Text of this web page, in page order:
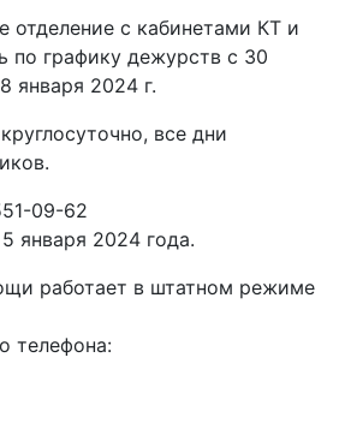
отделение с кабинетами КТ и
по графику дежурств с 30
января 2024 г.
все дни
09-62
января 2024 года.
работает в штатном режиме
телефона: